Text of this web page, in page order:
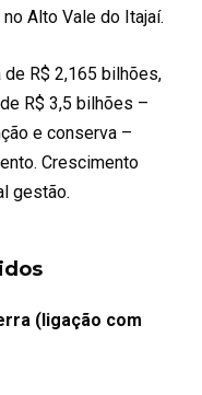
Alto Vale do Itajaí.
R$ 2,165 bilhões,
R$ 3,5 bilhões –
e conserva –
Crescimento
gestão.
(ligação com